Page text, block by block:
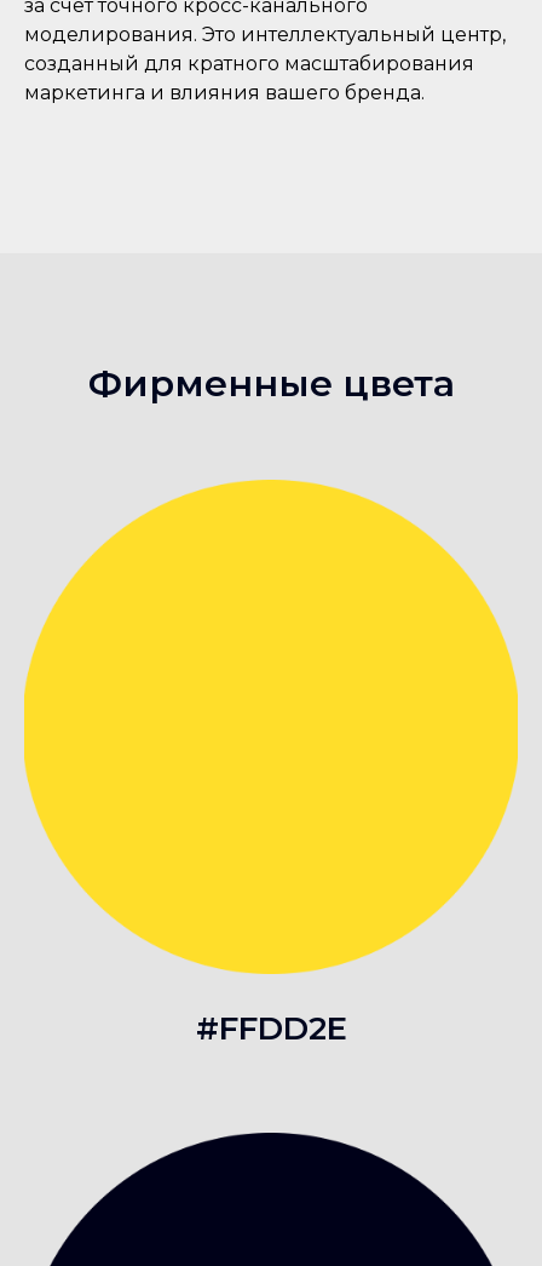
за счет точного кросс-канального
моделирования. Это интеллектуальный центр,
созданный для кратного масштабирования
маркетинга и влияния вашего бренда.
Фирменные цвета
#FFDD2E